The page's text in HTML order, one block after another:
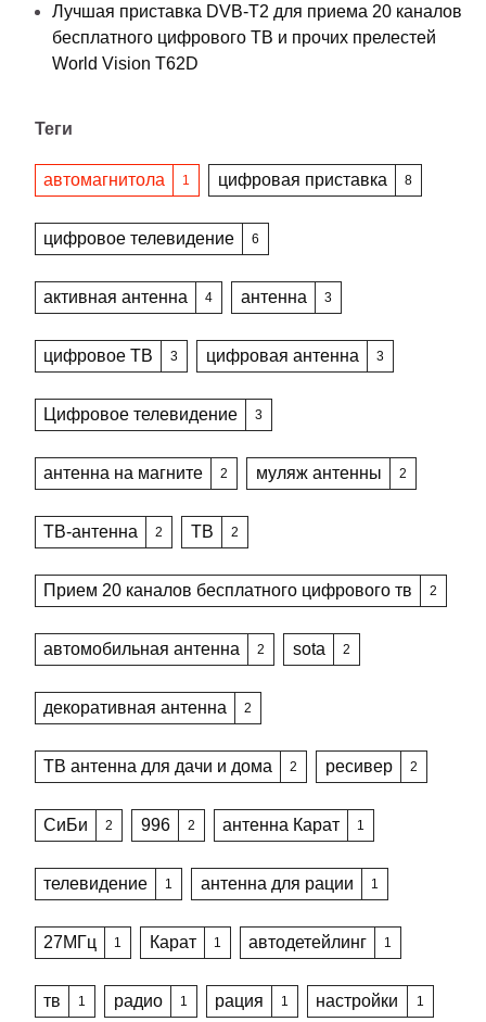
Лучшая приставка DVB-T2 для приема 20 каналов
бесплатного цифрового ТВ и прочих прелестей
World Vision T62D
Теги
автомагнитола 1 цифровая приставка 8
цифровое телевидение 6
активная антенна 4 антенна 3
цифровое ТВ 3 цифровая антенна 3
Цифровое телевидение 3
антенна на магните 2 муляж антенны 2
ТВ-антенна 2 ТВ 2
Прием 20 каналов бесплатного цифрового тв 2
автомобильная антенна 2 sota 2
декоративная антенна 2
ТВ антенна для дачи и дома 2 ресивер 2
СиБи 2 996 2 антенна Карат 1
телевидение 1 антенна для рации 1
27МГц 1 Карат 1 автодетейлинг 1
тв 1 радио 1 рация 1 настройки 1